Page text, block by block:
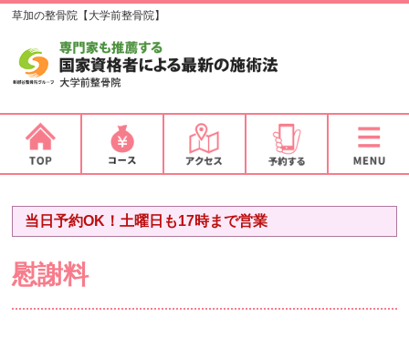
草加の整骨院【大学前整骨院】
当日予約OK！土曜日も17時まで営業
慰謝料